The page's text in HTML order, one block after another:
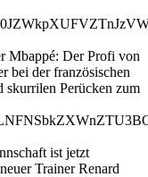
Mbappé: Der Profi von
bei der französischen
skurrilen Perücken zum
ist jetzt
Trainer Renard